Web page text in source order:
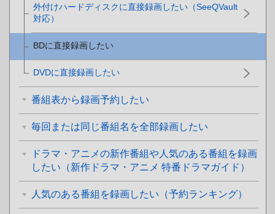
外付けハードディスクに直接録画したい（SeeQVault
対応）
BDに直接録画したい
DVDに直接録画したい
番組表から録画予約したい
毎回または同じ番組名を全部録画したい
ドラマ・アニメの新作番組や人気のある番組を録画
したい（新作ドラマ・アニメ 特番ドラマガイド）
人気のある番組を録画したい（予約ランキング）